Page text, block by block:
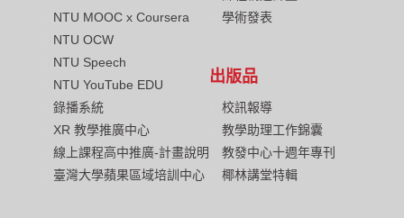
NTU MOOC x Coursera
NTU OCW
NTU Speech
NTU YouTube EDU
錄播系統
XR 教學推廣中心
線上課程高中推廣-計畫說明
臺灣大學蘋果區域培訓中心
學術發表
出版品
校訊報導
教學助理工作錦囊
教發中心十週年專刊
椰林講堂特輯